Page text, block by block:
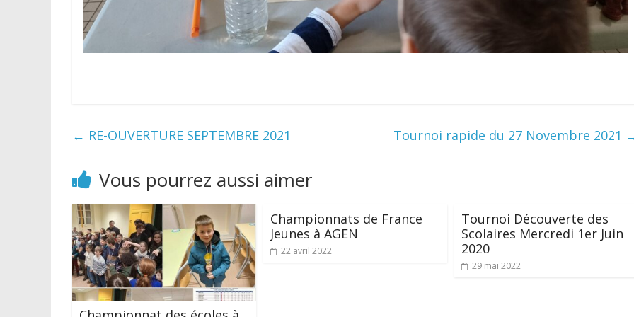
← RE-OUVERTURE SEPTEMBRE 2021 Tournoi rapide du 27 Novembre 2021
Vous pourrez aussi aimer
Championnats de France
Jeunes à AGEN
22 avril 2022
Tournoi Découverte des
Scolaires Mercredi 1er Juin
2020
29 mai 2022